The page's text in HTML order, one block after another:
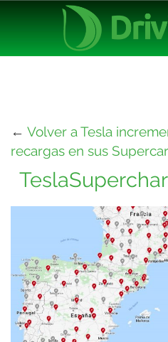
← Volver a Tesla
recargas en sus